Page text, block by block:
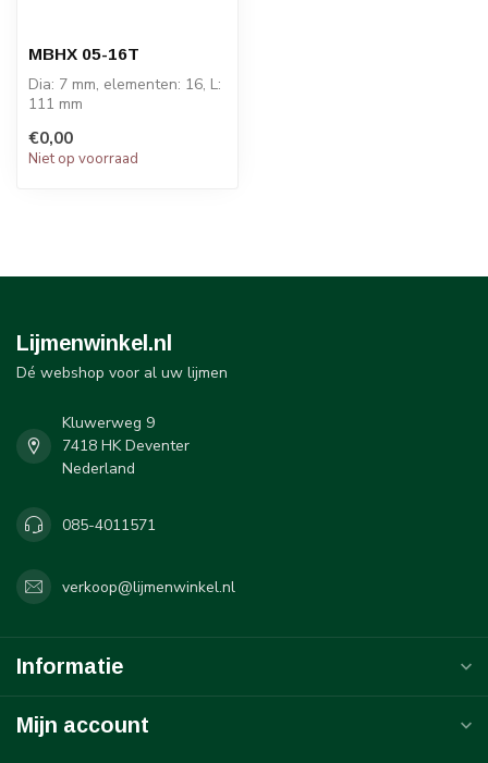
MBHX 05-16T
Dia: 7 mm, elementen: 16, L:
111 mm
STATOMIX™ MBH-serie
€0,00
Niet op voorraad
Lijmenwinkel.nl
Dé webshop voor al uw lijmen
Kluwerweg 9
7418 HK Deventer
Nederland
085-4011571
verkoop@lijmenwinkel.nl
Informatie
Mijn account